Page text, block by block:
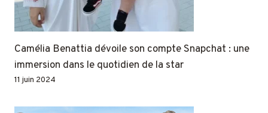
Camélia Benattia dévoile son compte Snapchat : une
immersion dans le quotidien de la star
11 juin 2024